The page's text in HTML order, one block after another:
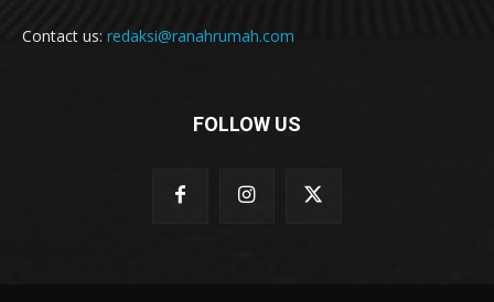
Contact us: redaksi@ranahrumah.com
FOLLOW US